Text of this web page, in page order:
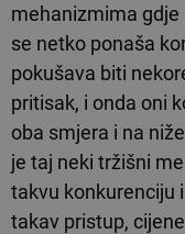
mehanizmima
se netko ponaša
pokušava biti
pritisak, i onda oni
oba smjera i na
je taj neki tržišni
takvu konkurenciju
takav pristup,